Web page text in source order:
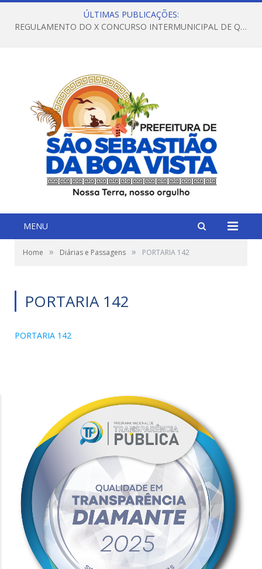
ÚLTIMAS PUBLICAÇÕES:
REGULAMENTO DO X CONCURSO INTERMUNICIPAL DE QUADRILHAS JUNINAS – 2026 – ARRAIÁ DA VENEZA
MENU
Home » Diárias e Passagens » PORTARIA 142
PORTARIA 142
PORTARIA 142